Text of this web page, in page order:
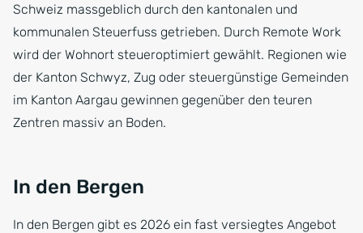
Schweiz massgeblich durch den kantonalen und
kommunalen Steuerfuss getrieben. Durch Remote Work
wird der Wohnort steueroptimiert gewählt. Regionen wie
der Kanton Schwyz, Zug oder steuergünstige Gemeinden
im Kanton Aargau gewinnen gegenüber den teuren
Zentren massiv an Boden.
In den Bergen
In den Bergen gibt es 2026 ein fast versiegtes Angebot